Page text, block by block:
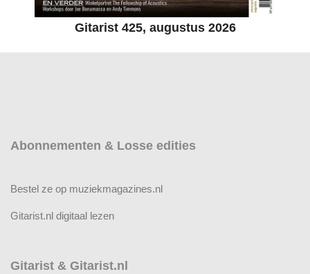
Gitarist 425, augustus 2026
Abonnementen & Losse edities
Bestel ze op muziekmagazines.nl
Gitarist.nl digitaal lezen
Gitarist & Gitarist.nl